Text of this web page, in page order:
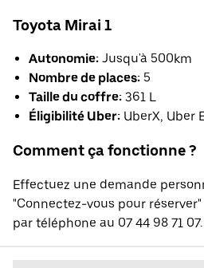
Toyota Mirai 1
Autonomie: Jusqu'à 500km
Nombre de places: 5
Taille du coffre: 361 L
Éligibilité Uber: UberX, Uber
Comment ça fonctionne ?
Effectuez une demande
"Connectez-vous pour
par téléphone au 07 44 98 71 07.